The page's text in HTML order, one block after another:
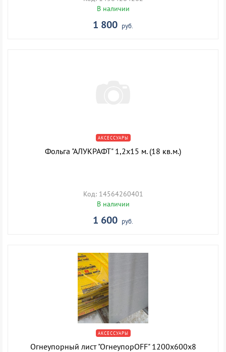
В наличии
1 800 руб.
АКСЕССУАРЫ
Фольга "АЛУКРАФТ" 1,2х15 м. (18 кв.м.)
Код: 14564260401
В наличии
1 600 руб.
АКСЕССУАРЫ
Огнеупорный лист "ОгнеупорOFF" 1200х600х8